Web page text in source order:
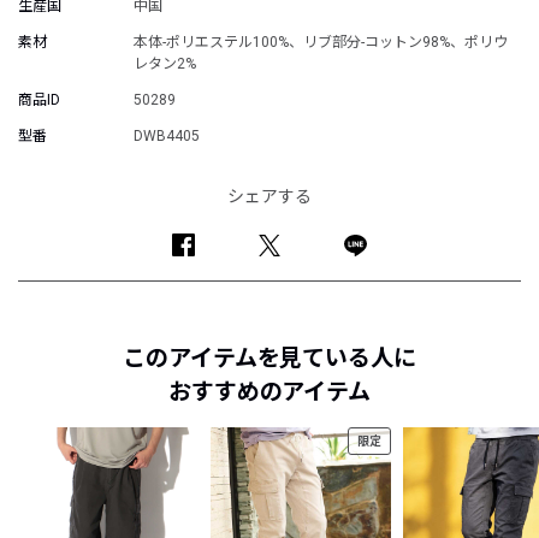
生産国 中国
素材
本体-ポリエステル100%、リブ部分-コットン98%、ポリウ
レタン2%
商品ID 50289
型番 DWB4405
シェアする
このアイテムを見ている人に
おすすめのアイテム
限定